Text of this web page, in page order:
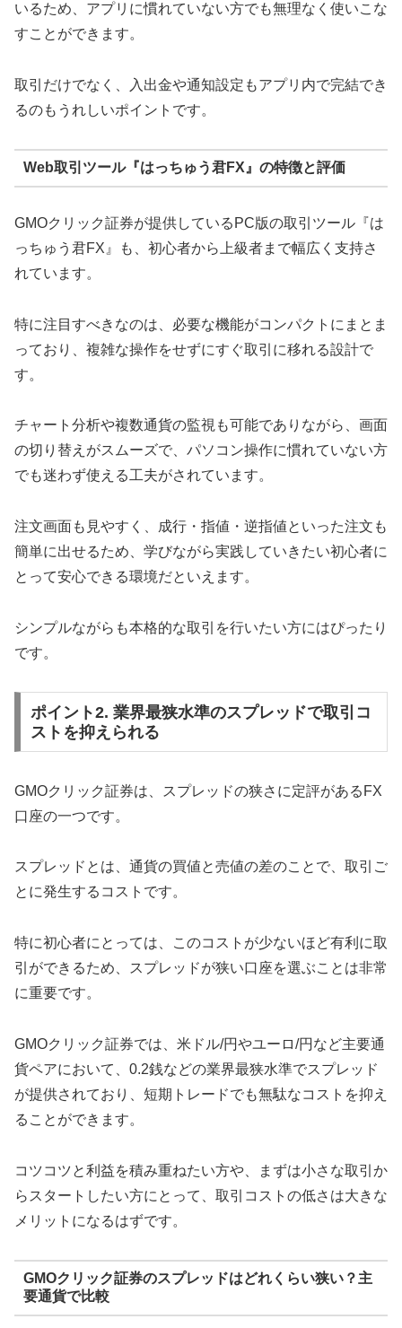
いるため、アプリに慣れていない方でも無理なく使いこな
すことができます。
取引だけでなく、入出金や通知設定もアプリ内で完結でき
るのもうれしいポイントです。
Web取引ツール『はっちゅう君FX』の特徴と評価
GMOクリック証券が提供しているPC版の取引ツール『は
っちゅう君FX』も、初心者から上級者まで幅広く支持さ
れています。
特に注目すべきなのは、必要な機能がコンパクトにまとま
っており、複雑な操作をせずにすぐ取引に移れる設計で
す。
チャート分析や複数通貨の監視も可能でありながら、画面
の切り替えがスムーズで、パソコン操作に慣れていない方
でも迷わず使える工夫がされています。
注文画面も見やすく、成行・指値・逆指値といった注文も
簡単に出せるため、学びながら実践していきたい初心者に
とって安心できる環境だといえます。
シンプルながらも本格的な取引を行いたい方にはぴったり
です。
ポイント2. 業界最狭水準のスプレッドで取引コ
ストを抑えられる
GMOクリック証券は、スプレッドの狭さに定評があるFX
口座の一つです。
スプレッドとは、通貨の買値と売値の差のことで、取引ご
とに発生するコストです。
特に初心者にとっては、このコストが少ないほど有利に取
引ができるため、スプレッドが狭い口座を選ぶことは非常
に重要です。
GMOクリック証券では、米ドル/円やユーロ/円など主要通
貨ペアにおいて、0.2銭などの業界最狭水準でスプレッド
が提供されており、短期トレードでも無駄なコストを抑え
ることができます。
コツコツと利益を積み重ねたい方や、まずは小さな取引か
らスタートしたい方にとって、取引コストの低さは大きな
メリットになるはずです。
GMOクリック証券のスプレッドはどれくらい狭い？主
要通貨で比較